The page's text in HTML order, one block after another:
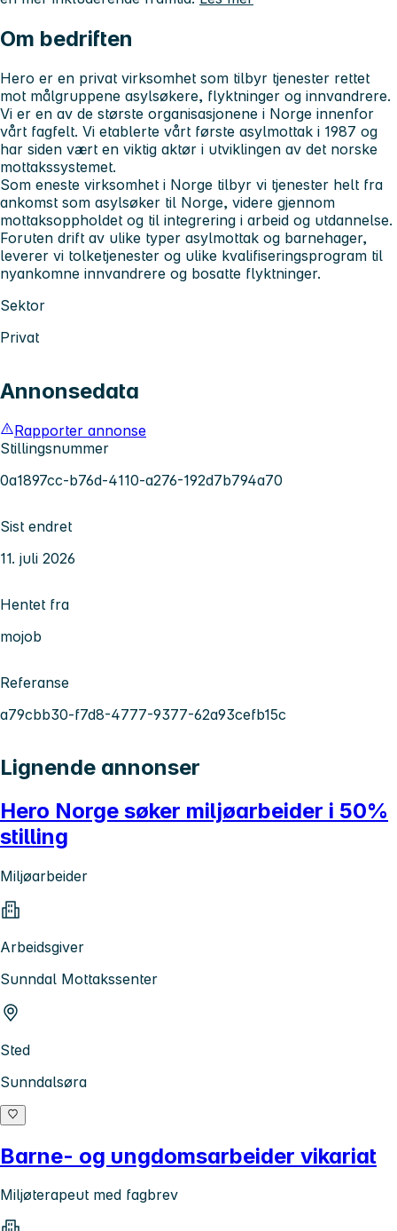
Om bedriften
Hero er en privat virksomhet som tilbyr tjenester rettet
mot målgruppene asylsøkere, flyktninger og innvandrere.
Vi er en av de største organisasjonene i Norge innenfor
vårt fagfelt. Vi etablerte vårt første asylmottak i 1987 og
har siden vært en viktig aktør i utviklingen av det norske
mottakssystemet.
Som eneste virksomhet i Norge tilbyr vi tjenester helt fra
ankomst som asylsøker til Norge, videre gjennom
mottaksoppholdet og til integrering i arbeid og utdannelse.
Foruten drift av ulike typer asylmottak og barnehager,
leverer vi tolketjenester og ulike kvalifiseringsprogram til
nyankomne innvandrere og bosatte flyktninger.
Sektor
Privat
Annonsedata
Rapporter annonse
Stillingsnummer
0a1897cc-b76d-4110-a276-192d7b794a70
Sist endret
11. juli 2026
Hentet fra
mojob
Referanse
a79cbb30-f7d8-4777-9377-62a93cefb15c
Lignende annonser
Hero Norge søker miljøarbeider i 50%
stilling
Miljøarbeider
Arbeidsgiver
Sunndal Mottakssenter
Sted
Sunndalsøra
Barne- og ungdomsarbeider vikariat
Miljøterapeut med fagbrev